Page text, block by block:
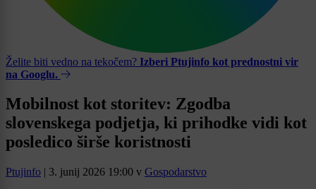
Želite biti vedno na tekočem? Izberi Ptujinfo kot prednostni vir
na Googlu.
Mobilnost kot storitev: Zgodba
slovenskega podjetja, ki prihodke vidi kot
posledico širše koristnosti
Ptujinfo | 3. junij 2026 19:00 v Gospodarstvo